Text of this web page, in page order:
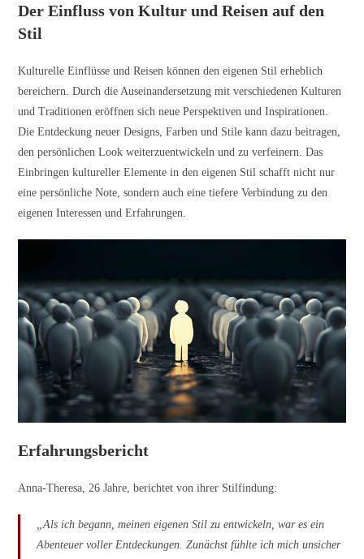
Der Einfluss von Kultur und Reisen auf den
Stil
Kulturelle Einflüsse und Reisen können den eigenen Stil erheblich
bereichern. Durch die Auseinandersetzung mit verschiedenen Kulturen
und Traditionen eröffnen sich neue Perspektiven und Inspirationen.
Die Entdeckung neuer Designs, Farben und Stile kann dazu beitragen,
den persönlichen Look weiterzuentwickeln und zu verfeinern. Das
Einbringen kultureller Elemente in den eigenen Stil schafft nicht nur
eine persönliche Note, sondern auch eine tiefere Verbindung zu den
eigenen Interessen und Erfahrungen.
Erfahrungsbericht
Anna-Theresa, 26 Jahre, berichtet von ihrer Stilfindung:
„Als ich begann, meinen eigenen Stil zu entwickeln, war es ein
Abenteuer voller Entdeckungen. Zunächst fühlte ich mich unsicher